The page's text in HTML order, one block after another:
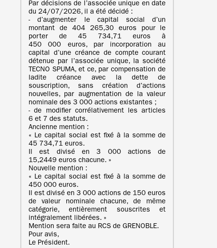
Par décisions de l’associée unique en date
du 24/07/2026, il a été décidé :
- d’augmenter le capital social d’un
montant de 404 265,30 euros pour le
porter de 45 734,71 euros à
450 000 euros, par incorporation au
capital d’une créance de compte courant
détenue par l’associée unique, la société
TECNO SPUMA, et ce, par compensation de
ladite créance avec la dette de
souscription, sans création d’actions
nouvelles, par augmentation de la valeur
nominale des 3 000 actions existantes ;
- de modifier corrélativement les articles
6 et 7 des statuts.
Ancienne mention :
« Le capital social est fixé à la somme de
45 734,71 euros.
Il est divisé en 3 000 actions de
15,2449 euros chacune. »
Nouvelle mention :
« Le capital social est fixé à la somme de
450 000 euros.
Il est divisé en 3 000 actions de 150 euros
de valeur nominale chacune, de même
catégorie, entièrement souscrites et
intégralement libérées. »
Mention sera faite au RCS de GRENOBLE.
Pour avis,
Le Président.